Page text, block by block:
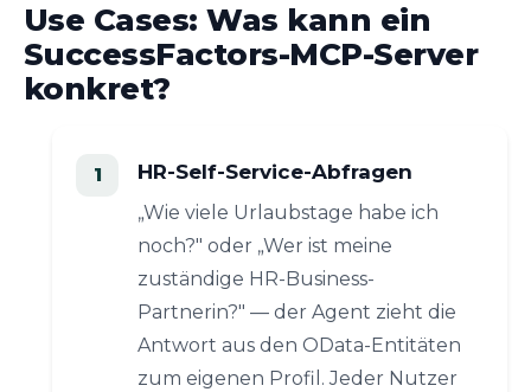
Use Cases: Was kann ein
SuccessFactors-MCP-Server
konkret?
HR-Self-Service-Abfragen
„Wie viele Urlaubstage habe ich
noch?" oder „Wer ist meine
zuständige HR-Business-
Partnerin?" — der Agent zieht die
Antwort aus den OData-Entitäten
zum eigenen Profil. Jeder Nutzer